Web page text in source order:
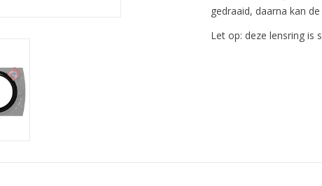
gedraaid, daarna kan
Let op: deze lensring is